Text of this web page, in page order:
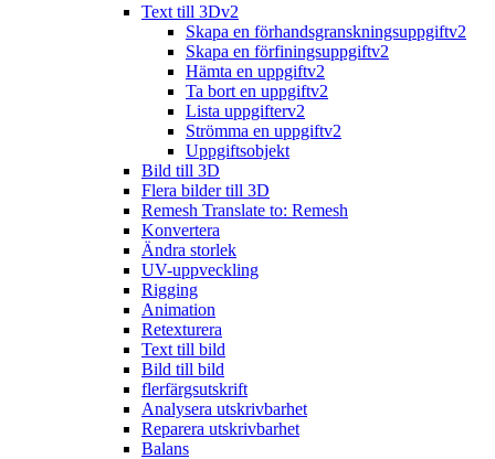
Text till 3Dv2
Skapa en förhandsgranskningsuppgiftv2
Skapa en förfiningsuppgiftv2
Hämta en uppgiftv2
Ta bort en uppgiftv2
Lista uppgifterv2
Strömma en uppgiftv2
Uppgiftsobjekt
Bild till 3D
Flera bilder till 3D
Remesh Translate to: Remesh
Konvertera
Ändra storlek
UV-uppveckling
Rigging
Animation
Retexturera
Text till bild
Bild till bild
flerfärgsutskrift
Analysera utskrivbarhet
Reparera utskrivbarhet
Balans